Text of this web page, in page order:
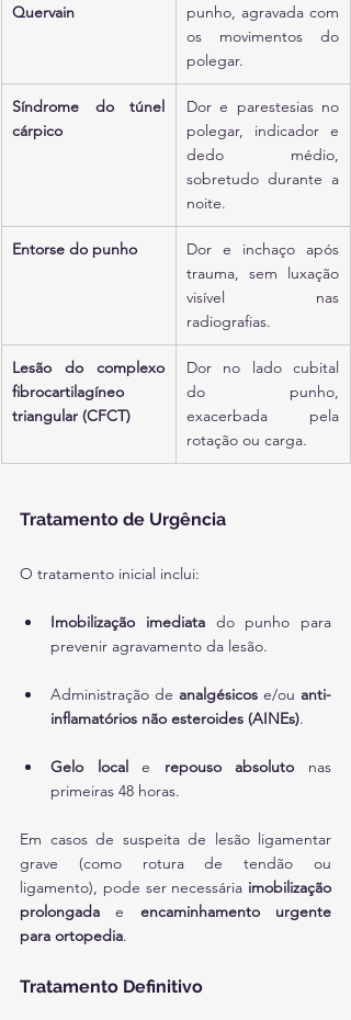
Quervain
punho, agravada com
os movimentos do
polegar.
Síndrome do túnel
cárpico
Dor e parestesias no
polegar, indicador e
dedo médio,
sobretudo durante a
noite.
Entorse do punho
Dor e inchaço após
trauma, sem luxação
visível nas
radiografias.
Lesão do complexo
fibrocartilagíneo
triangular (CFCT)
Dor no lado cubital
do punho,
exacerbada pela
rotação ou carga.
Tratamento de Urgência
O tratamento inicial inclui:
Imobilização imediata do punho para
prevenir agravamento da lesão.
Administração de analgésicos e/ou anti-
inflamatórios não esteroides (AINEs).
Gelo local e repouso absoluto nas
primeiras 48 horas.
Em casos de suspeita de lesão ligamentar
grave (como rotura de tendão ou
ligamento), pode ser necessária imobilização
prolongada e encaminhamento urgente
para ortopedia.
Tratamento Definitivo